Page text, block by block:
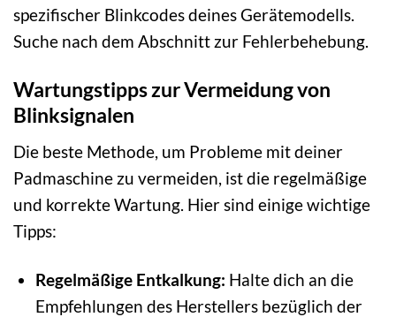
spezifischer Blinkcodes deines Gerätemodells.
Suche nach dem Abschnitt zur Fehlerbehebung.
Wartungstipps zur Vermeidung von
Blinksignalen
Die beste Methode, um Probleme mit deiner
Padmaschine zu vermeiden, ist die regelmäßige
und korrekte Wartung. Hier sind einige wichtige
Tipps:
Regelmäßige Entkalkung: Halte dich an die
Empfehlungen des Herstellers bezüglich der